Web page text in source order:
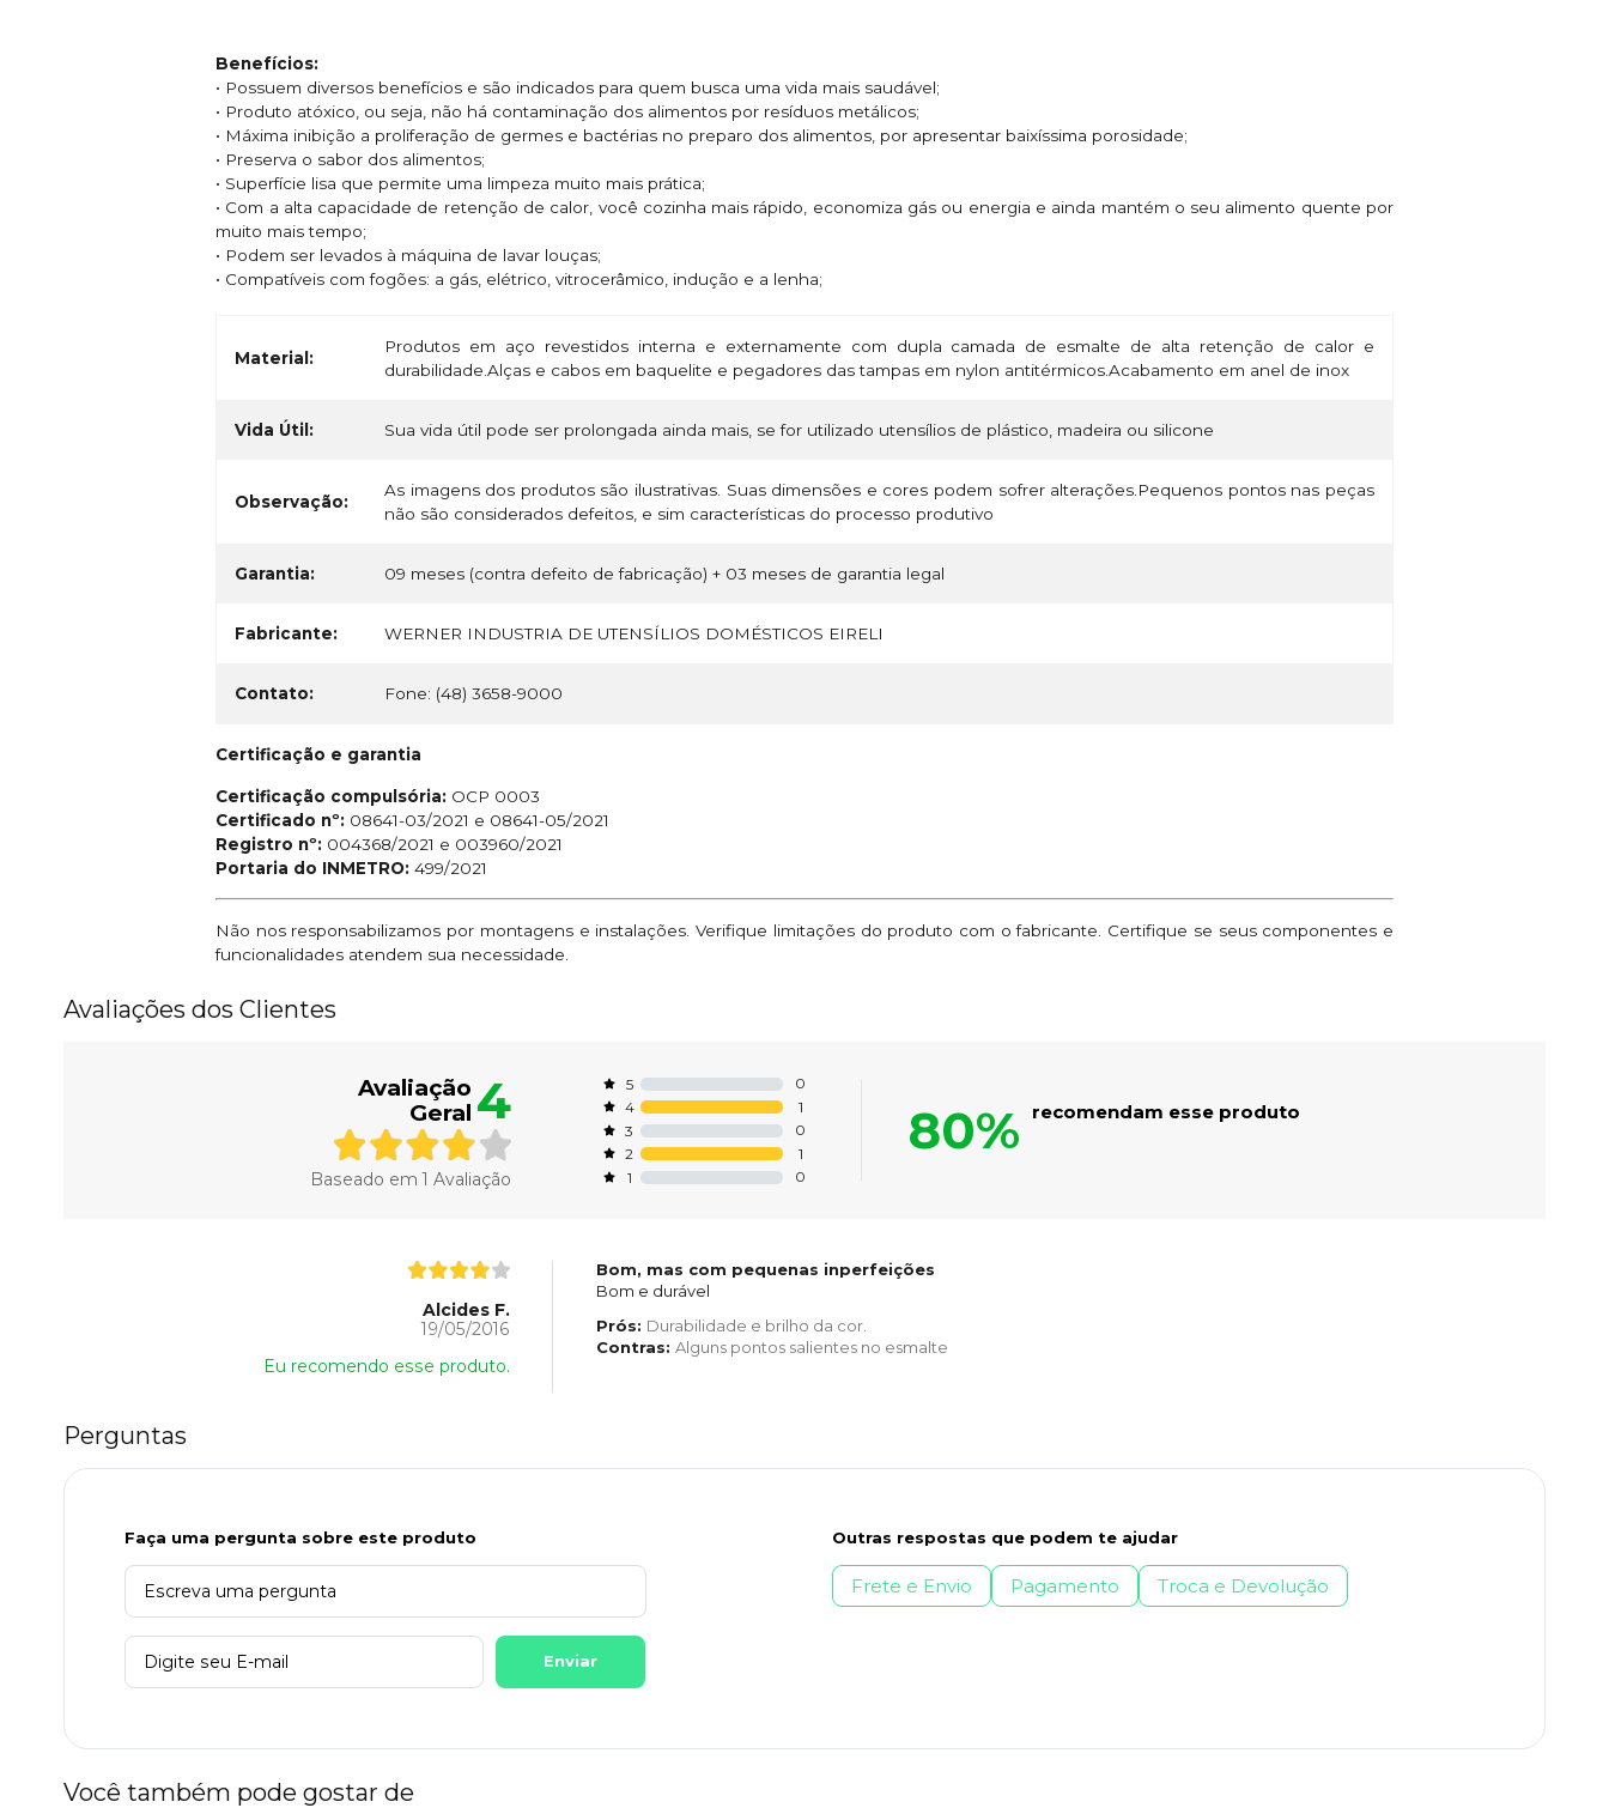
Benefícios:
• Possuem diversos benefícios e são indicados para quem busca uma vida mais saudável;
• Produto atóxico, ou seja, não há contaminação dos alimentos por resíduos metálicos;
• Máxima inibição a proliferação de germes e bactérias no preparo dos alimentos, por apresentar baixíssima porosidade;
• Preserva o sabor dos alimentos;
• Superfície lisa que permite uma limpeza muito mais prática;
• Com a alta capacidade de retenção de calor, você cozinha mais rápido, economiza gás ou energia e ainda mantém o seu alimento quente por
muito mais tempo;
• Podem ser levados à máquina de lavar louças;
• Compatíveis com fogões: a gás, elétrico, vitrocerâmico, indução e a lenha;
Material:
Produtos em aço revestidos interna e externamente com dupla camada de esmalte de alta retenção de calor e
durabilidade.Alças e cabos em baquelite e pegadores das tampas em nylon antitérmicos.Acabamento em anel de inox
Vida Útil: Sua vida útil pode ser prolongada ainda mais, se for utilizado utensílios de plástico, madeira ou silicone
Observação:
As imagens dos produtos são ilustrativas. Suas dimensões e cores podem sofrer alterações.Pequenos pontos nas peças
não são considerados defeitos, e sim características do processo produtivo
Garantia: 09 meses (contra defeito de fabricação) + 03 meses de garantia legal
Fabricante: WERNER INDUSTRIA DE UTENSÍLIOS DOMÉSTICOS EIRELI
Contato: Fone: (48) 3658-9000
Certificação e garantia
Certificação compulsória: OCP 0003
Certificado nº: 08641-03/2021 e 08641-05/2021
Registro nº: 004368/2021 e 003960/2021
Portaria do INMETRO: 499/2021
Não nos responsabilizamos por montagens e instalações. Verifique limitações do produto com o fabricante. Certifique se seus componentes e
funcionalidades atendem sua necessidade.
Avaliações dos Clientes
Avaliação
Geral 4
Baseado em1 Avaliação
5
0
4
1
3
0
2
1
1
0
80% recomendam esse produto
Alcides F.
19/05/2016
Eu recomendo esse produto.
Bom, mas com pequenas inperfeições
Bom e durável
Prós: Durabilidade e brilho da cor.
Contras: Alguns pontos salientes no esmalte
Perguntas
Faça uma pergunta sobre este produto
Enviar
Outras respostas que podem te ajudar
Frete e Envio Pagamento Troca e Devolução
Você também pode gostar de